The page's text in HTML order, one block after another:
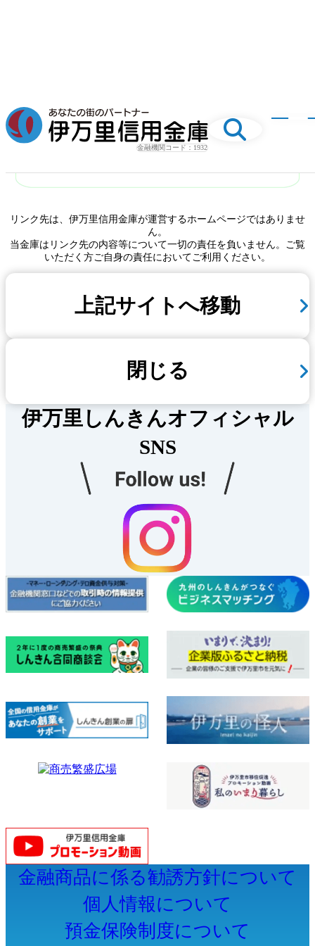
金融機関コード：1932
移動します
リンク先は、伊万里信用金庫が運営するホームページではありませ
ん。
当金庫はリンク先の内容等について一切の責任を負いません。ご覧
いただく方ご自身の責任においてご利用ください。
上記サイトへ移動
閉じる
伊万里しんきんオフィシャル
SNS
金融商品に係る勧誘方針について
個人情報について
預金保険制度について